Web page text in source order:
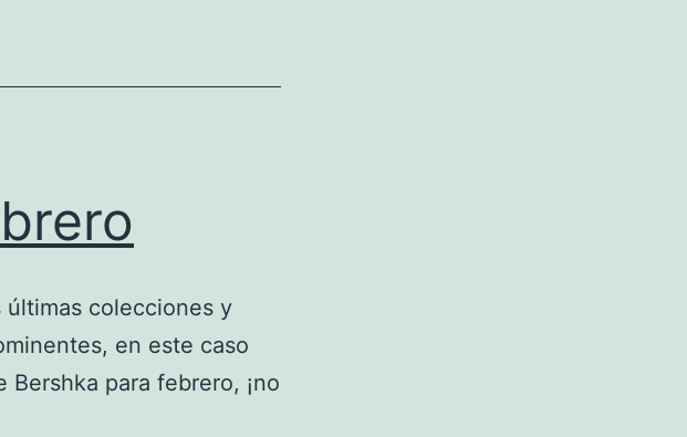
últimas colecciones y
en este caso
para febrero, ¡no